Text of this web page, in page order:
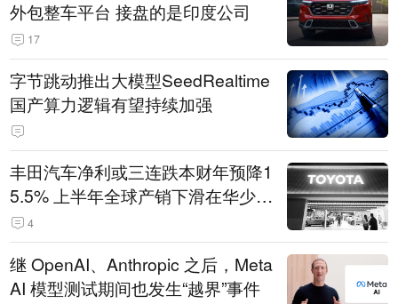
外包整车平台 接盘的是印度公司
17
字节跳动推出大模型SeedRealtime
国产算力逻辑有望持续加强
丰田汽车净利或三连跌本财年预降1
5.5% 上半年全球产销下滑在华少卖
14.3万辆
4
继 OpenAI、Anthropic 之后，Meta
AI 模型测试期间也发生“越界”事件